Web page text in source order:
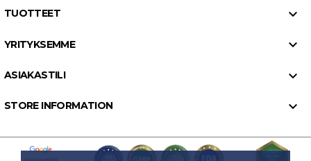
TUOTTEET 
YRITYKSEMME 
ASIAKASTILI 
STORE INFORMATION 